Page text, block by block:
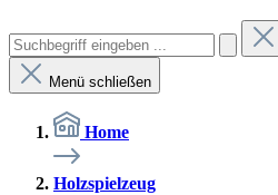
Menü schließen
Home
Holzspielzeug